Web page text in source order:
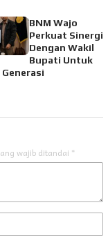
BNM Wajo
Perkuat Sinergi
Dengan Wakil
Bupati Untuk
wajib ditandai *